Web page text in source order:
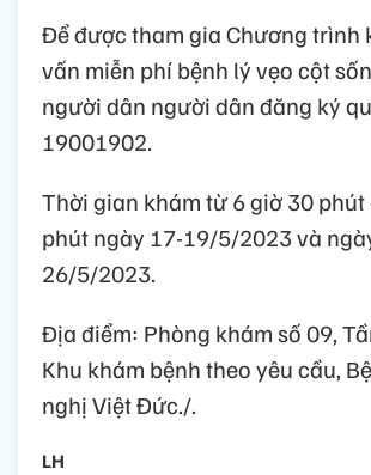
Để được tham gia Chương trình
vấn miễn phí bệnh lý vẹo cột
người dân người dân đăng ký
19001902.
Thời gian khám từ 6 giờ 30
phút ngày 17-19/5/2023 và
26/5/2023.
Địa điểm: Phòng khám số 09,
Khu khám bệnh theo yêu cầu,
nghị Việt Đức./.
LH